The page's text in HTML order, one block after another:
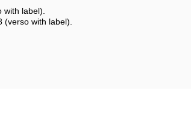
with label).
(verso with label).